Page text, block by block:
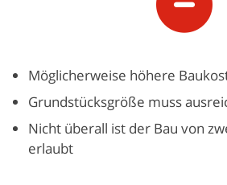
Möglicherweise höhere
Grundstücksgröße muss
Nicht überall ist der Bau von
erlaubt